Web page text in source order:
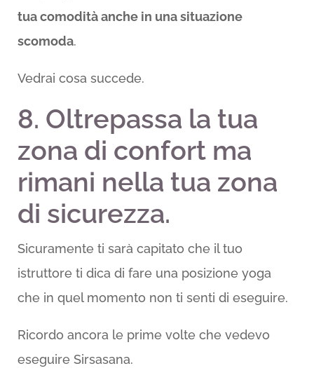
tua comodità anche in una situazione
scomoda.
Vedrai cosa succede.
8. Oltrepassa la tua
zona di confort ma
rimani nella tua zona
di sicurezza.
Sicuramente ti sarà capitato che il tuo
istruttore ti dica di fare una posizione yoga
che in quel momento non ti senti di eseguire.
Ricordo ancora le prime volte che vedevo
eseguire Sirsasana.